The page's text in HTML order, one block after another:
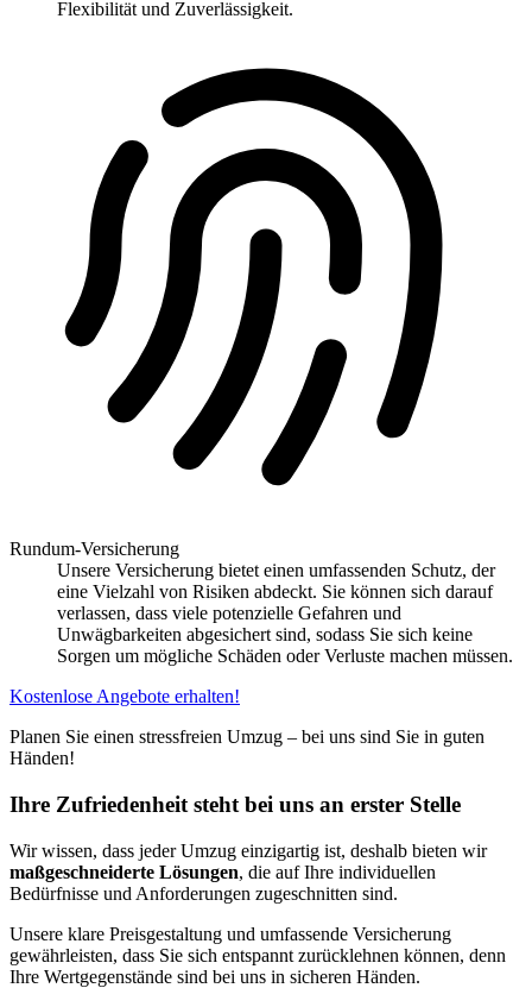
Flexibilität und Zuverlässigkeit.
Rundum-Versicherung
Unsere Versicherung bietet einen umfassenden Schutz, der
eine Vielzahl von Risiken abdeckt. Sie können sich darauf
verlassen, dass viele potenzielle Gefahren und
Unwägbarkeiten abgesichert sind, sodass Sie sich keine
Sorgen um mögliche Schäden oder Verluste machen müssen.
Kostenlose Angebote erhalten!
Planen Sie einen stressfreien Umzug – bei uns sind Sie in guten
Händen!
Ihre Zufriedenheit steht bei uns an erster Stelle
Wir wissen, dass jeder Umzug einzigartig ist, deshalb bieten wir
maßgeschneiderte Lösungen, die auf Ihre individuellen
Bedürfnisse und Anforderungen zugeschnitten sind.
Unsere klare Preisgestaltung und umfassende Versicherung
gewährleisten, dass Sie sich entspannt zurücklehnen können, denn
Ihre Wertgegenstände sind bei uns in sicheren Händen.